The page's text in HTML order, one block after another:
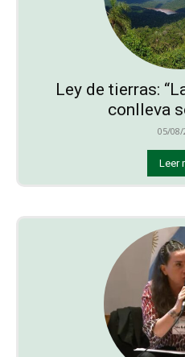
Ley de tierras:
conlleva
05/08/
Leer